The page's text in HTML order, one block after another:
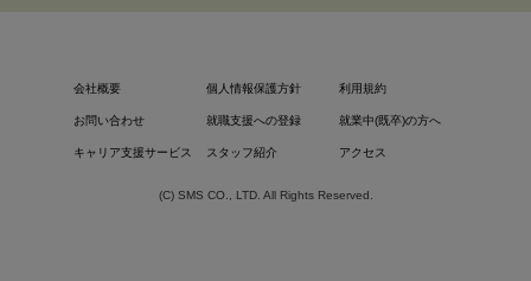
会社概要 個人情報保護方針 利用規約
お問い合わせ 就職支援への登録 就業中(既卒)の方へ
キャリア支援サービス スタッフ紹介 アクセス
(C) SMS CO., LTD. All Rights Reserved.